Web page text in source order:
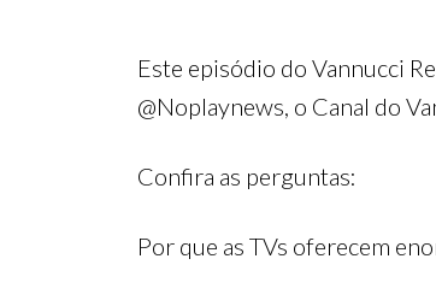
Este episódio do Vannucci
@Noplaynews, o Canal do
Confira as perguntas:
Por que as TVs oferecem